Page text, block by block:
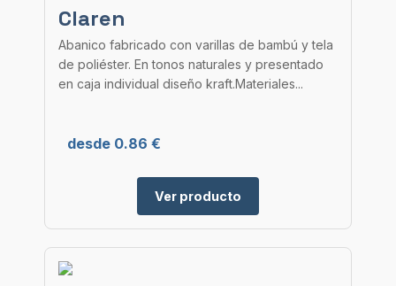
Claren
Abanico fabricado con varillas de bambú y tela
de poliéster. En tonos naturales y presentado
en caja individual diseño kraft.Materiales...
desde 0.86 €
Ver producto